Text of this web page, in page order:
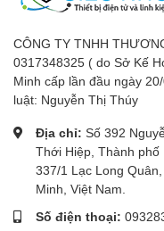
CÔNG TY TNHH
0317348325 ( do Sở Kế
Minh cấp lần đầu ngày
luật: Nguyễn Thị Thúy
Địa chỉ: Số 392
Thới Hiệp, Thành phố
337/1 Lạc Long
Minh, Việt Nam.
Số điện thoại: